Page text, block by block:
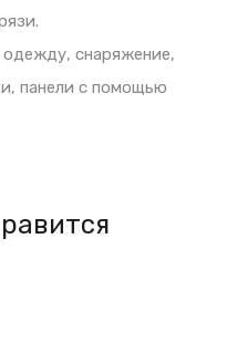
снаряжение,
панели с помощью